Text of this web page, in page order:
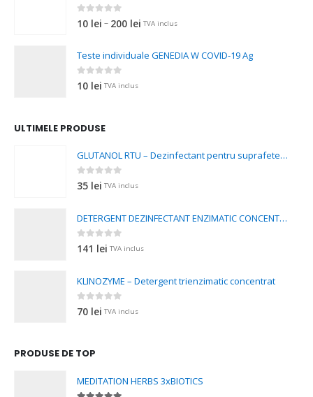
până
200 lei
0 out of 5
10 lei – 200 lei Interval
prețuri:
TVA inclus
Teste individuale GENEDIA W COVID-19 Ag
0 out of 5
10 lei TVA inclus
ULTIMELE PRODUSE
GLUTANOL RTU – Dezinfectant pentru suprafete si instrumenta
0out of 5
35 lei TVA inclus
DETERGENT DEZINFECTANT ENZIMATIC CONCENTRAT
0 out of 5
141 lei TVA inclus
KLINOZYME – Detergent trienzimatic concentrat
0out of 5
70 lei TVA inclus
PRODUSE DE TOP
MEDITATION HERBS 3xBIOTICS